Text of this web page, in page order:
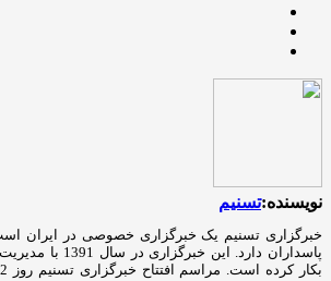
نویسنده:تسنیم
خبرگزاری تسنیم یک خبرگزاری خصوصی در ایران
پاسداران دارد. این